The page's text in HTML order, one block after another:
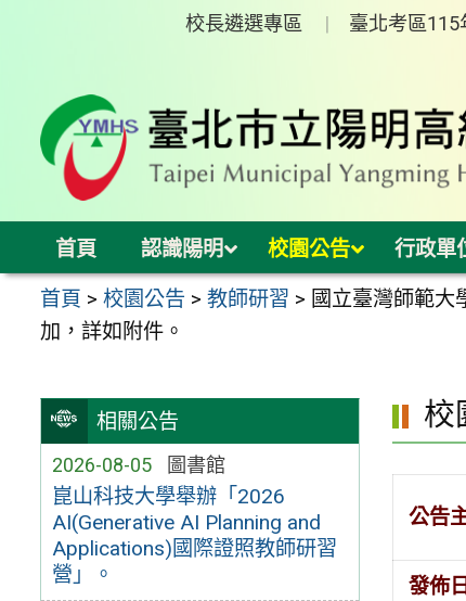
校長遴選專區 臺北考區
首頁 認識陽明 校園公告 行政單
首頁 >校園公告 >教師研習 > 國立臺灣師範
加，詳如附件。
相關公告
2026-08-05 圖書館
崑山科技大學舉辦「2026
AI(Generative AI Planning and
Applications)國際證照教師研習
營」。
校
公告
發佈